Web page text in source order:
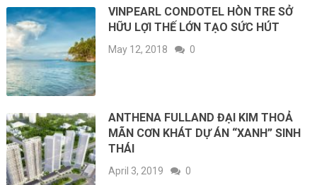
VINPEARL CONDOTEL HÒN TRE SỞ
HỮU LỢI THẾ LỚN TẠO SỨC HÚT
May 12, 2018 0
ANTHENA FULLAND ĐẠI KIM THOẢ
MÃN CƠN KHÁT DỰ ÁN “XANH” SINH
THÁI
April 3, 2019 0